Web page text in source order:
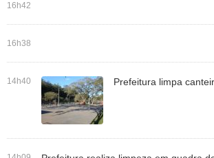
16h42
16h38
14h40 Prefeitura limpa